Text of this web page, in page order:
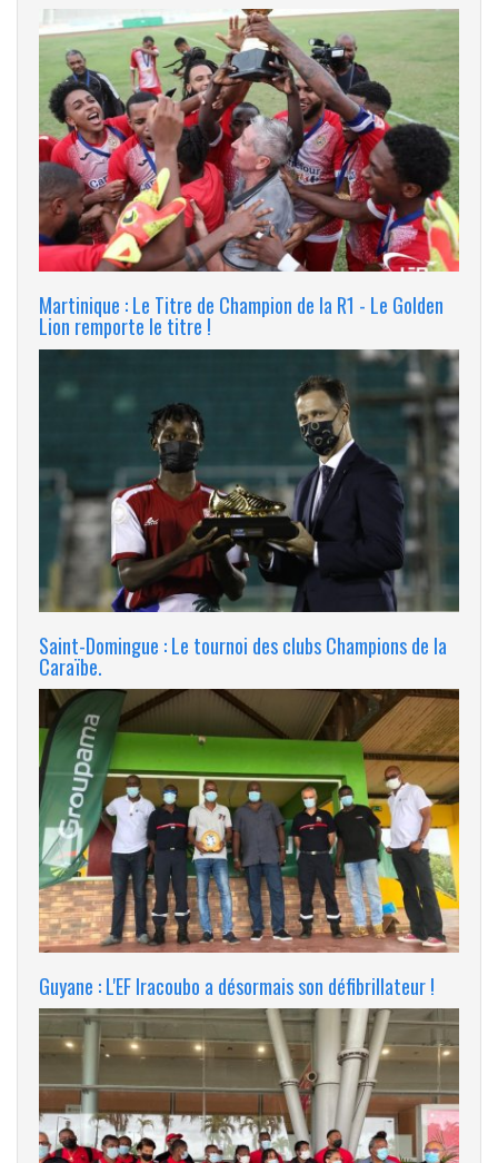
Martinique : Le Titre de Champion de la R1 - Le Golden
Lion remporte le titre !
Saint-Domingue : Le tournoi des clubs Champions de la
Caraïbe.
Guyane : L'EF Iracoubo a désormais son défibrillateur !